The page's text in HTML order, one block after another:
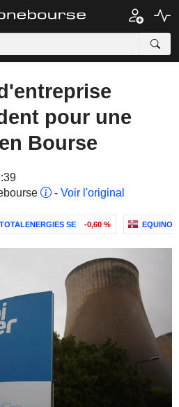
pour une
Bourse
- Voir l'original
TOTALENERGIES SE -0,60 %